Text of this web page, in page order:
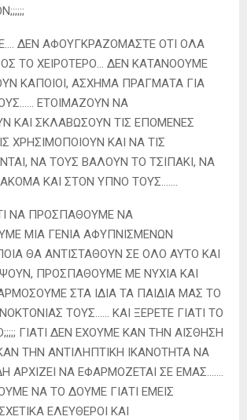
ΔΕΝ ΑΦΟΥΓΚΡΑΖΟΜΑΣΤΕ ΟΤΙ ΟΛΑ
ΤΟ ΧΕΙΡΟΤΕΡΟ… ΔΕΝ ΚΑΤΑΝΟΟΥΜΕ
ΚΑΠΟΙΟΙ, ΑΣΧΗΜΑ ΠΡΑΓΜΑΤΑ ΓΙΑ
ΕΤΟΙΜΑΖΟΥΝ ΝΑ
ΚΑΙ ΣΚΛΑΒΩΣΟΥΝ ΤΙΣ ΕΠΟΜΕΝΕΣ
ΧΡΗΣΙΜΟΠΟΙΟΥΝ ΚΑΙ ΝΑ ΤΙΣ
ΝΑ ΤΟΥΣ ΒΑΛΟΥΝ ΤΟ ΤΣΙΠΑΚΙ, ΝΑ
ΚΑΙ ΣΤΟΝ ΥΠΝΟ ΤΟΥΣ…….
ΝΑ ΠΡΟΣΠΑΘΟΥΜΕ ΝΑ
ΜΙΑ ΓΕΝΙΑ ΑΦΥΠΝΙΣΜΕΝΩΝ
ΘΑ ΑΝΤΙΣΤΑΘΟΥΝ ΣΕ ΟΛΟ ΑΥΤΟ ΚΑΙ
ΠΡΟΣΠΑΘΟΥΜΕ ΜΕ ΝΥΧΙΑ ΚΑΙ
ΣΤΑ ΙΔΙΑ ΤΑ ΠΑΙΔΙΑ ΜΑΣ ΤΟ
ΤΟΥΣ…… ΚΑΙ ΞΕΡΕΤΕ ΓΙΑΤΙ ΤΟ
ΓΙΑΤΙ ΔΕΝ ΕΧΟΥΜΕ ΚΑΝ ΤΗΝ ΑΙΣΘΗΣΗ
ΤΗΝ ΑΝΤΙΛΗΠΤΙΚΗ ΙΚΑΝΟΤΗΤΑ ΝΑ
ΑΡΧΙΖΕΙ ΝΑ ΕΦΑΡΜΟΖΕΤΑΙ ΣΕ ΕΜΑΣ…….
ΝΑ ΤΟ ΔΟΥΜΕ ΓΙΑΤΙ ΕΜΕΙΣ
ΕΛΕΥΘΕΡΟΙ ΚΑΙ